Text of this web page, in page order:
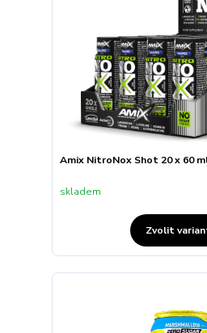
Amix NitroNox Shot 20 x 60
skladem
Zvolit